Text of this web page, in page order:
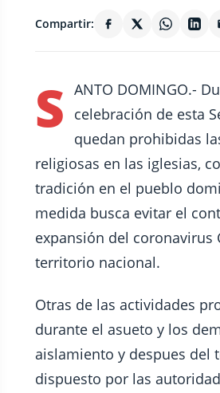
Compartir:
S ANTO DOMINGO.-
celebración de esta
quedan prohibidas
religiosas en las iglesias,
tradición en el pueblo
medida busca evitar el
expansión del coronavirus
territorio nacional.
Otras de las actividades
durante el asueto y los
aislamiento y despues del
dispuesto por las